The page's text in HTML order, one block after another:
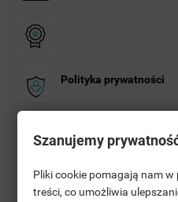
Polityka prywatności
Zasady zwrotu
Szanujemy
Pliki cookie pomagają nam
treści, co umożliwia